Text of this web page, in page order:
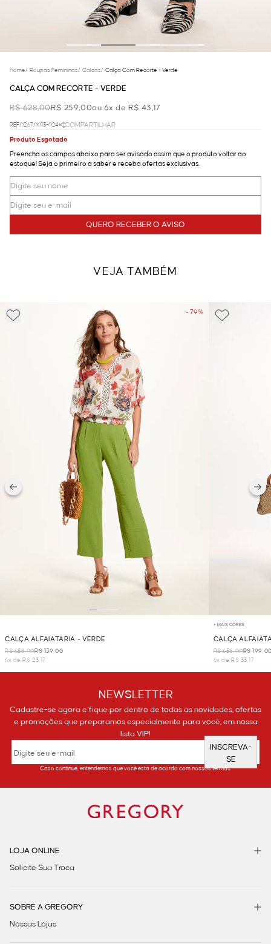
Home/ Roupas Femininas/ Calcas/ Calça Com Recorte - Verde
CALÇA COM RECORTE - VERDE
R$ 628,00R$ 259,00ou 6x de R$ 43,17
REF.02.67.0013-024
COMPARTILHAR
Produto Esgotado
Preencha os campos abaixo para ser avisado assim que o produto voltar ao
estoque! Seja o primeiro a saber e receba ofertas exclusivas.
QUERO RECEBER O AVISO
VEJA TAMBÉM
- 79%
CALÇA ALFAIATARIA - VERDE
R$ 658,00R$ 139,00
6x de R$ 23,17
+ MAIS CORES
CALÇA
R$ 658,00R$
6x de R$ 33,17
NEWSLETTER
Cadastre-se agora e fique por dentro de todas as novidades, ofertas
e promoções que preparamos especialmente para você, em nossa
lista VIP!
INSCREVA-
SE
Caso continue, entendemos que você está de acordo com nossos termos.
LOJA ONLINE
Solicite Sua Troca
SOBRE A GREGORY
Nossas Lojas